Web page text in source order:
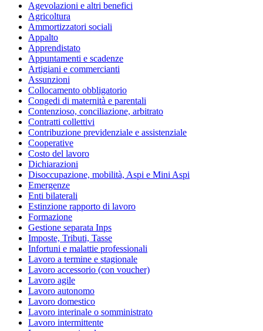
Agevolazioni e altri benefici
Agricoltura
Ammortizzatori sociali
Appalto
Apprendistato
Appuntamenti e scadenze
Artigiani e commercianti
Assunzioni
Collocamento obbligatorio
Congedi di maternità e parentali
Contenzioso, conciliazione, arbitrato
Contratti collettivi
Contribuzione previdenziale e assistenziale
Cooperative
Costo del lavoro
Dichiarazioni
Disoccupazione, mobilità, Aspi e Mini Aspi
Emergenze
Enti bilaterali
Estinzione rapporto di lavoro
Formazione
Gestione separata Inps
Imposte, Tributi, Tasse
Infortuni e malattie professionali
Lavoro a termine e stagionale
Lavoro accessorio (con voucher)
Lavoro agile
Lavoro autonomo
Lavoro domestico
Lavoro interinale o somministrato
Lavoro intermittente